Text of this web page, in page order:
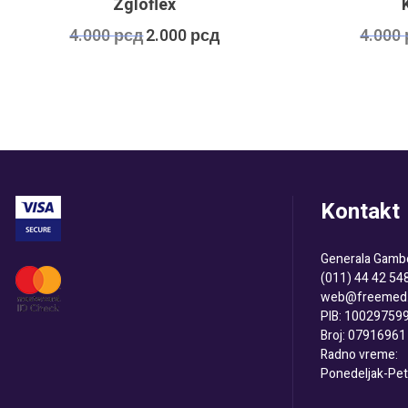
4.000рсдОригинална
2.000рсдцена
4.000
Kontakt
Generala
(011) 44 42
PIB: 100297599
Broj: 07916961
Radno vreme:
Ponedeljak-